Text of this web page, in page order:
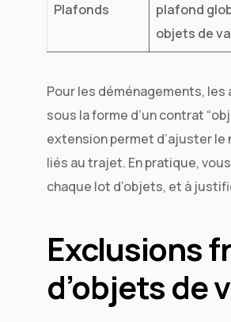
Plafonds
plafond
objets de
Pour les déménagements,
sous la forme d’un contrat
extension permet d’ajuster
liés au trajet. En pratique,
chaque lot d’objets, et à
Exclusions
d’objets de